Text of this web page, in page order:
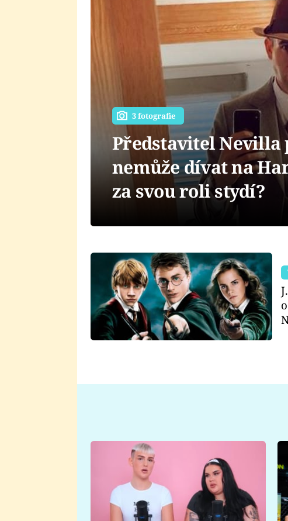
3 fotografie
Představitel Nevilla
nemůže dívat na
za svou roli stydí?